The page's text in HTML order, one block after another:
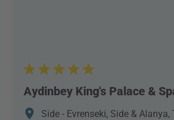
Aydinbey King's Palace &
Side - Evrenseki, Side & Alanya,